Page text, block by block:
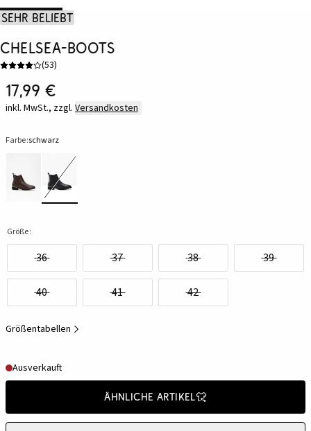
Sehr beliebt
Chelsea-Boots
(53)
17,99 €
inkl. MwSt., zzgl. Versandkosten
Farbe:schwarz
Größe:
36 37 38 39
40 41 42
Größentabellen
Ausverkauft
Ähnliche Artikel